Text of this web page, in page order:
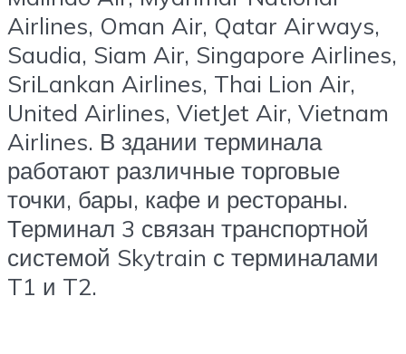
Airlines, Oman Air, Qatar Airways,
Saudia, Siam Air, Singapore Airlines,
SriLankan Airlines, Thai Lion Air,
United Airlines, VietJet Air, Vietnam
Airlines. В здании терминала
работают различные торговые
точки, бары, кафе и рестораны.
Терминал 3 связан транспортной
системой Skytrain с терминалами
T1 и T2.